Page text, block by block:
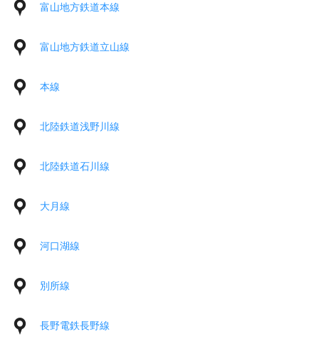
富山地方鉄道本線
富山地方鉄道立山線
本線
北陸鉄道浅野川線
北陸鉄道石川線
大月線
河口湖線
別所線
長野電鉄長野線